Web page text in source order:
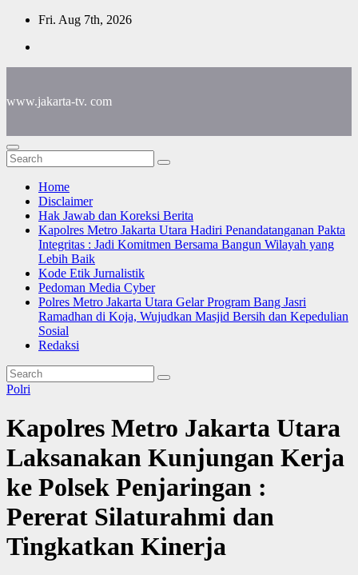
Skip
content
Fri. Aug 7th, 2026
www.jakarta-tv. com
Home
Disclaimer
Hak Jawab dan Koreksi Berita
Kapolres Metro Jakarta Utara Hadiri Penandatanganan Pakta
Integritas : Jadi Komitmen Bersama Bangun Wilayah yang
Lebih Baik
Kode Etik Jurnalistik
Pedoman Media Cyber
Polres Metro Jakarta Utara Gelar Program Bang Jasri
Ramadhan di Koja, Wujudkan Masjid Bersih dan Kepedulian
Sosial
Redaksi
Polri
Kapolres Metro Jakarta Utara
Laksanakan Kunjungan Kerja
ke Polsek Penjaringan :
Pererat Silaturahmi dan
Tingkatkan Kinerja